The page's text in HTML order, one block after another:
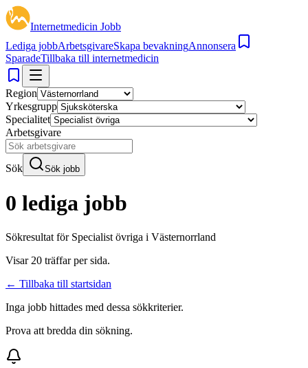
Internetmedicin Jobb
Lediga jobbArbetsgivareSkapa bevakningAnnonsera
SparadeTillbaka till internetmedicin
Region
Yrkesgrupp
Specialitet
Arbetsgivare
Sök Sök jobb
0 lediga jobb
Sökresultat för Specialist övriga i Västernorrland
Visar 20 träffar per sida.
← Tillbaka till startsidan
Inga jobb hittades med dessa sökkriterier.
Prova att bredda din sökning.